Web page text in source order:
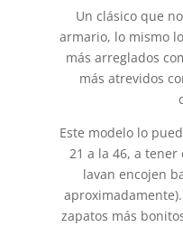
Un clásico que
armario, lo mismo
más arreglados
más atrevidos
Este modelo lo
21 a la 46, a
lavan encojen
zapatos más